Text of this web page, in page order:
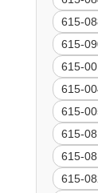
615-
615-
615-
615-
615-
615-
615-
615-